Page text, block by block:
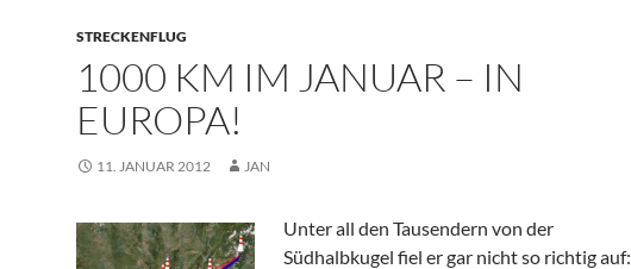
STRECKENFLUG
1000 KM IM JANUAR – IN
EUROPA!
11. JANUAR 2012 JAN
Unter all den Tausendern von der
Südhalbkugel fiel er gar nicht so richtig auf: